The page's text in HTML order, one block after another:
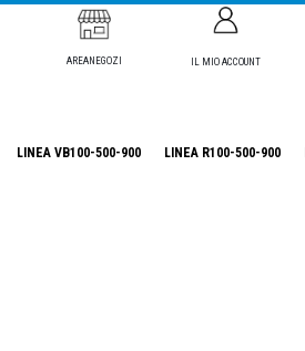
AREANEGOZI IL MIO ACCOUNT
LINEA VB100-500-900 LINEA R100-500-900